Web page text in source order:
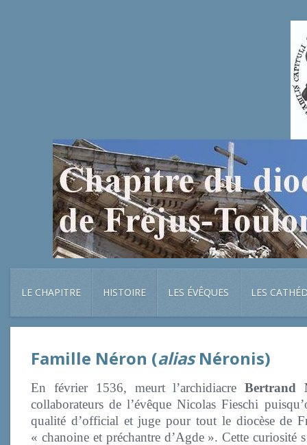
LE CHAPITRE HISTOIRE LES ÉVÊQUES LES
Famille Néron (aliasNéronis)
En février 1536, meurt l’archidiacreBertrand
collaborateurs de l’évêque Nicolas Fieschi
qualité d’official et juge pour tout le diocèse de
« chanoine et préchantre d’Agde ». Cette curiosité